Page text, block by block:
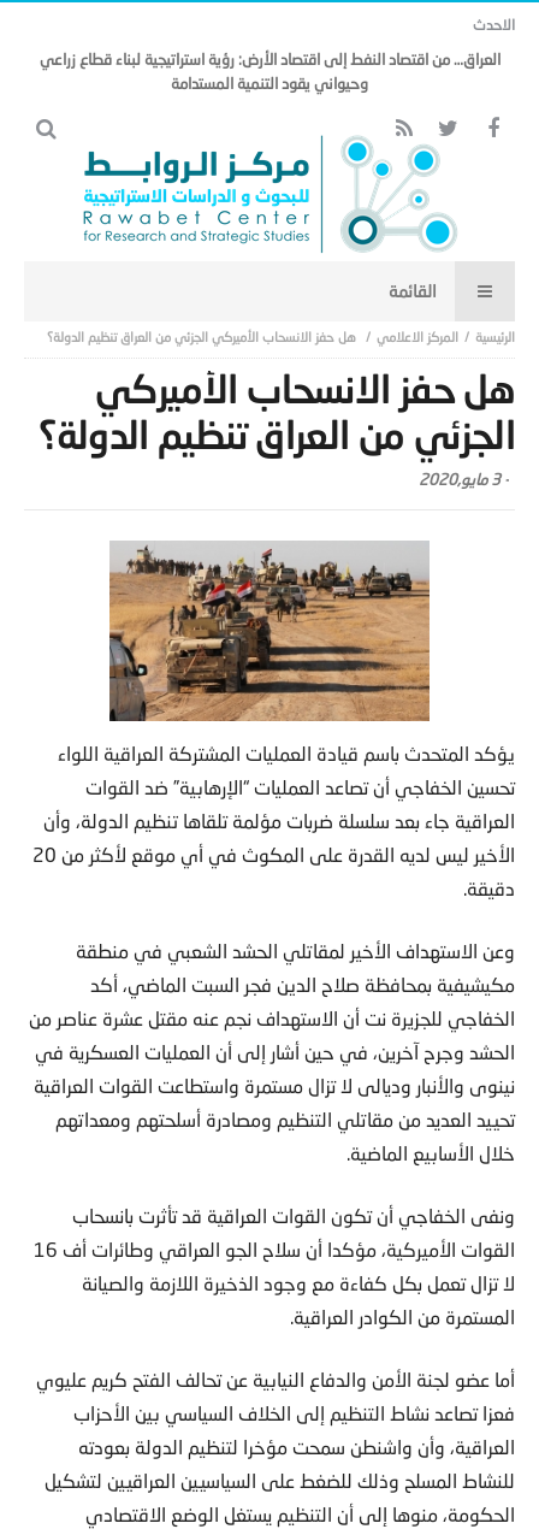
الاحدث
العراق… من اقتصاد النفط إلى اقتصاد الأرض: رؤية استراتيجية لبناء قطاع زراعي
وحيواني يقود التنمية المستدامة
المركز الاعلامي هل حفز الانسحاب الأميركي الجزئي من العراق تنظيم الدولة؟
هل حفز الانسحاب الأميركي
الجزئي من العراق تنظيم الدولة؟
-3 مايو,2020
يؤكد المتحدث باسم قيادة العمليات المشتركة العراقية اللواء
تحسين الخفاجي أن تصاعد العمليات “الإرهابية” ضد القوات
العراقية جاء بعد سلسلة ضربات مؤلمة تلقاها تنظيم الدولة، وأن
الأخير ليس لديه القدرة على المكوث في أي موقع لأكثر من 20
دقيقة.
وعن الاستهداف الأخير لمقاتلي الحشد الشعبي في منطقة
مكيشيفية بمحافظة صلاح الدين فجر السبت الماضي، أكد
الخفاجي للجزيرة نت أن الاستهداف نجم عنه مقتل عشرة عناصر من
الحشد وجرح آخرين، في حين أشار إلى أن العمليات العسكرية في
نينوى والأنبار وديالى لا تزال مستمرة واستطاعت القوات العراقية
تحييد العديد من مقاتلي التنظيم ومصادرة أسلحتهم ومعداتهم
خلال الأسابيع الماضية.
ونفى الخفاجي أن تكون القوات العراقية قد تأثرت بانسحاب
القوات الأميركية، مؤكدا أن سلاح الجو العراقي وطائرات أف 16
لا تزال تعمل بكل كفاءة مع وجود الذخيرة اللازمة والصيانة
المستمرة من الكوادر العراقية.
أما عضو لجنة الأمن والدفاع النيابية عن تحالف الفتح كريم عليوي
فعزا تصاعد نشاط التنظيم إلى الخلاف السياسي بين الأحزاب
العراقية، وأن واشنطن سمحت مؤخرا لتنظيم الدولة بعودته
للنشاط المسلح وذلك للضغط على السياسيين العراقيين لتشكيل
الحكومة، منوها إلى أن التنظيم يستغل الوضع الاقتصادي